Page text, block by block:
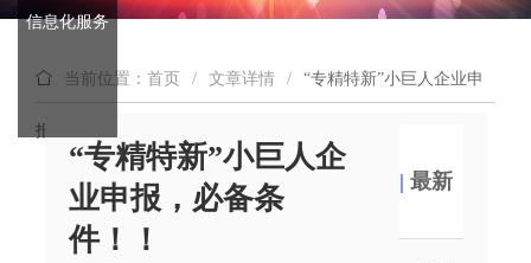
信息化服务
当前位置：首页 / 文章详情 / “专精特新”小巨人企业申
报，必备条件！！
“专精特新”小巨人企
业申报，必备条
件！！
|最新